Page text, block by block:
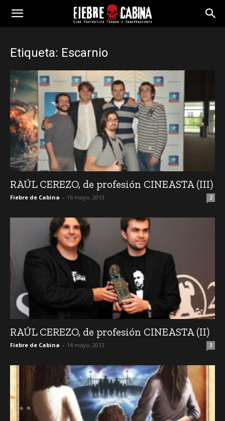
Etiqueta: Escarnio
RAÚL CEREZO, de profesión CINEASTA (III)
Fiebre de Cabina - 16 mayo, 2013 2
RAÚL CEREZO, de profesión CINEASTA (II)
Fiebre de Cabina - 14 mayo, 2013 3